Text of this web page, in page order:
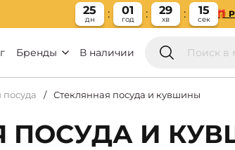
25
дн
01
год
29
хв
14
сек
🎁
Бренды В наличии
Стеклянная посуда и кувшины
ПОСУДА И